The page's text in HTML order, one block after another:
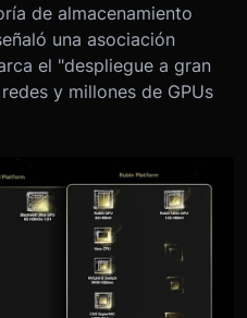
de almacenamiento
una asociación
el "despliegue a gran
y millones de GPUs